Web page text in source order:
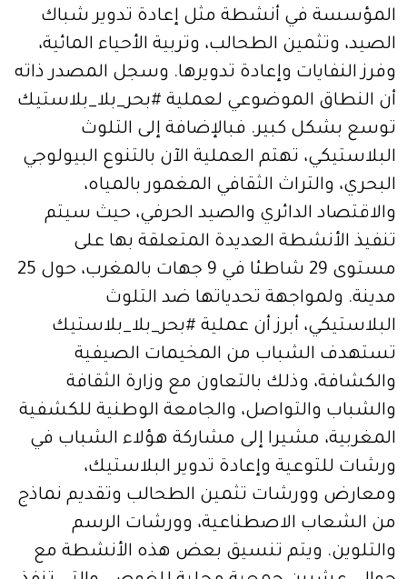
المؤسسة في أنشطة مثل إعادة تدوير شباك
الصيد، وتثمين الطحالب، وتربية الأحياء المائية،
وفرز النفايات وإعادة تدويرها. وسجل المصدر ذاته
أن النطاق الموضوعي لعملية #بحر_بلا_بلاستيك
توسع بشكل كبير. فبالإضافة إلى التلوث
البلاستيكي، تهتم العملية الآن بالتنوع البيولوجي
البحري، والتراث الثقافي المغمور بالمياه،
والاقتصاد الدائري والصيد الحرفي، حيث سيتم
تنفيذ الأنشطة العديدة المتعلقة بها على
مستوى 29 شاطئا في 9 جهات بالمغرب، حول 25
مدينة. ولمواجهة تحدياتها ضد التلوث
البلاستيكي، أبرز أن عملية #بحر_بلا_بلاستيك
تستهدف الشباب من المخيمات الصيفية
والكشافة، وذلك بالتعاون مع وزارة الثقافة
والشباب والتواصل، والجامعة الوطنية للكشفية
المغربية، مشيرا إلى مشاركة هؤلاء الشباب في
ورشات للتوعية وإعادة تدوير البلاستيك،
ومعارض وورشات تثمين الطحالب وتقديم نماذج
من الشعاب الاصطناعية، وورشات الرسم
والتلوين. ويتم تنسيق بعض هذه الأنشطة مع